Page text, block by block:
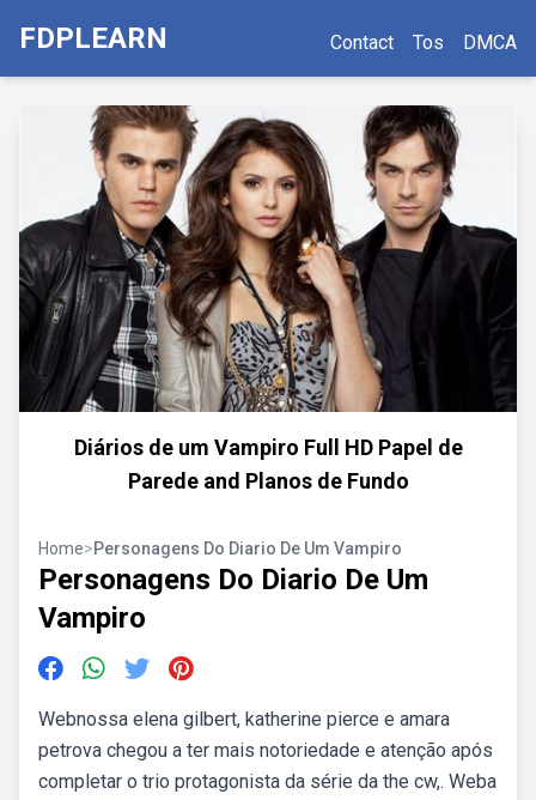
FDPLEARN Contact Tos DMCA
Diários de um Vampiro Full HD Papel de
Parede and Planos de Fundo
Home>Personagens Do Diario De Um Vampiro
Personagens Do Diario De Um
Vampiro
Webnossa elena gilbert, katherine pierce e amara
petrova chegou a ter mais notoriedade e atenção após
completar o trio protagonista da série da the cw,. Weba